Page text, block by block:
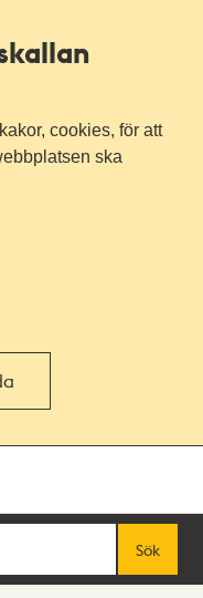
cookies, för att
ska
Sök